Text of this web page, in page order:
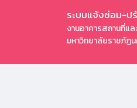
ระบบแจ้งซ่อม-ป
งานอาคารสถานที่แ
มหาวิทยาลัยราชภัฏ